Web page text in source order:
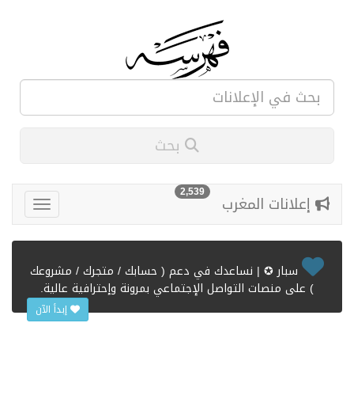
إعلانات المغرب 2,539
سبار ✪ | نساعدك في دعم ( حسابك / متجرك / مشروعك
) على منصات التواصل الإجتماعي بمرونة وإحترافية عالية.
إبدأ الآن